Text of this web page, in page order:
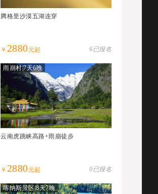
腾格里沙漠五湖连穿
￥ 2880元起 6已报名
雨崩村|7天6晚
云南虎跳峡高路+雨崩徒步
￥ 2880元起 0已报名
喀纳斯景区|8天7晚